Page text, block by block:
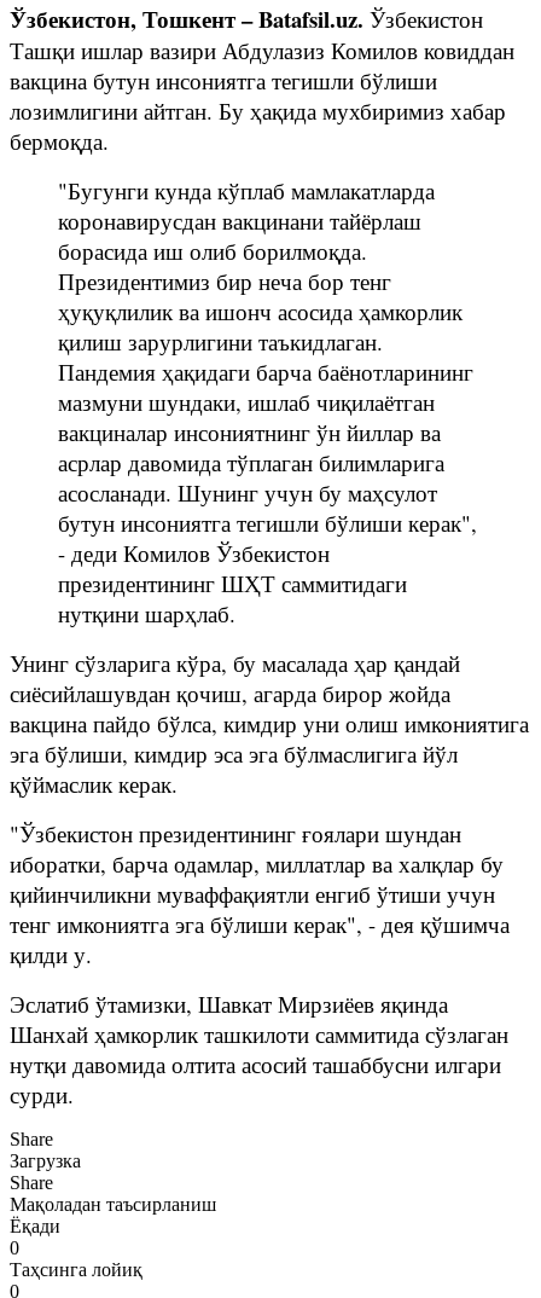
Ўзбекистон, Тошкент – Batafsil.uz. Ўзбекистон
Ташқи ишлар вазири Абдулазиз Комилов ковиддан
вакцина бутун инсониятга тегишли бўлиши
лозимлигини айтган. Бу ҳақида мухбиримиз хабар
бермоқда.
"Бугунги кунда кўплаб мамлакатларда
коронавирусдан вакцинани тайёрлаш
борасида иш олиб борилмоқда.
Президентимиз бир неча бор тенг
ҳуқуқлилик ва ишонч асосида ҳамкорлик
қилиш зарурлигини таъкидлаган.
Пандемия ҳақидаги барча баёнотларининг
мазмуни шундаки, ишлаб чиқилаётган
вакциналар инсониятнинг ўн йиллар ва
асрлар давомида тўплаган билимларига
асосланади. Шунинг учун бу маҳсулот
бутун инсониятга тегишли бўлиши керак",
- деди Комилов Ўзбекистон
президентининг ШҲТ саммитидаги
нутқини шарҳлаб.
Унинг сўзларига кўра, бу масалада ҳар қандай
сиёсийлашувдан қочиш, агарда бирор жойда
вакцина пайдо бўлса, кимдир уни олиш имкониятига
эга бўлиши, кимдир эса эга бўлмаслигига йўл
қўймаслик керак.
"Ўзбекистон президентининг ғоялари шундан
иборатки, барча одамлар, миллатлар ва халқлар бу
қийинчиликни муваффақиятли енгиб ўтиши учун
тенг имкониятга эга бўлиши керак", - дея қўшимча
қилди у.
Эслатиб ўтамизки, Шавкат Мирзиёев яқинда
Шанхай ҳамкорлик ташкилоти саммитида сўзлаган
нутқи давомида олтита асосий ташаббусни илгари
сурди.
Share
Загрузка
Share
Мақоладан таъсирланиш
Ёқади
0
Таҳсинга лойиқ
0